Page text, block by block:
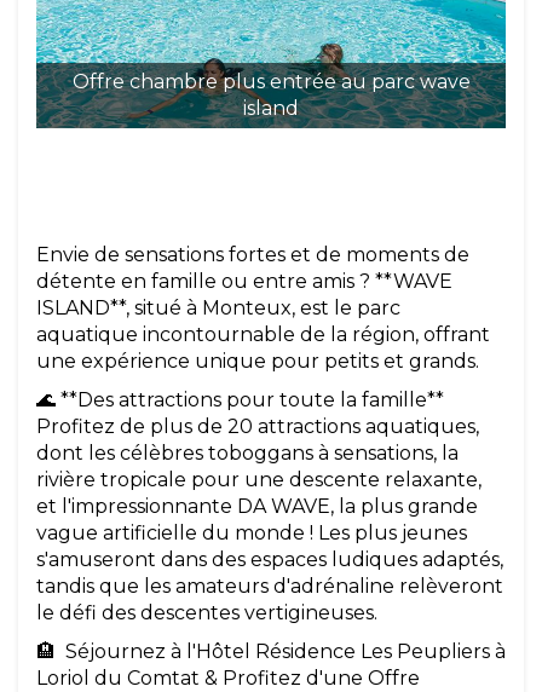
Offre chambre plus entrée au parc wave
island
Envie de sensations fortes et de moments de
détente en famille ou entre amis ? **WAVE
ISLAND**, situé à Monteux, est le parc
aquatique incontournable de la région, offrant
une expérience unique pour petits et grands.
🌊 **Des attractions pour toute la famille**
Profitez de plus de 20 attractions aquatiques,
dont les célèbres toboggans à sensations, la
rivière tropicale pour une descente relaxante,
et l'impressionnante DA WAVE, la plus grande
vague artificielle du monde ! Les plus jeunes
s'amuseront dans des espaces ludiques adaptés,
tandis que les amateurs d'adrénaline relèveront
le défi des descentes vertigineuses.
🏨 Séjournez à l'Hôtel Résidence Les Peupliers à
Loriol du Comtat & Profitez d'une Offre